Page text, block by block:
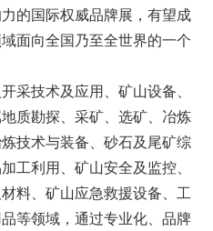
的国际权威品牌展，有望成
面向全国乃至全世界的一个
采技术及应用、矿山设备、
质勘探、采矿、选矿、冶炼
技术与装备、砂石及尾矿综
工利用、矿山安全及监控、
料、矿山应急救援设备、工
等领域，通过专业化、品牌